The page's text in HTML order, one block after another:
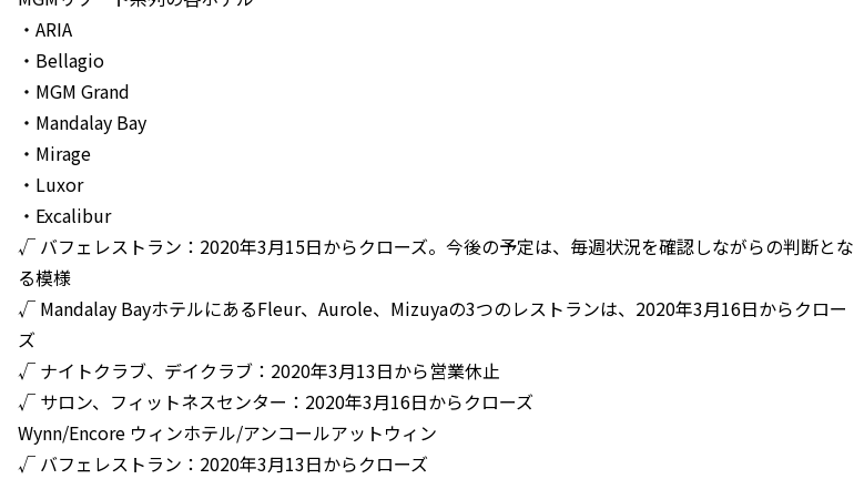
・ARIA
・Bellagio
・MGM Grand
・Mandalay Bay
・Mirage
・Luxor
・Excalibur
√ バフェレストラン：2020年3月15日からクローズ。今後の予定は、毎週状況を確認しながらの判断とな
る模様
√ Mandalay BayホテルにあるFleur、Aurole、Mizuyaの3つのレストランは、2020年3月16日からクロー
ズ
√ ナイトクラブ、デイクラブ：2020年3月13日から営業休止
√ サロン、フィットネスセンター：2020年3月16日からクローズ
Wynn/Encore ウィンホテル/アンコールアットウィン
√ バフェレストラン：2020年3月13日からクローズ